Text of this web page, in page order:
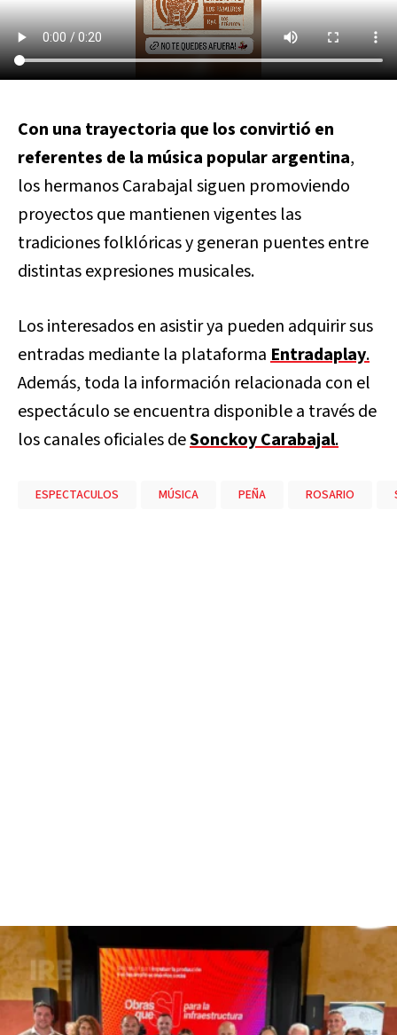
Con una trayectoria que los convirtió en
referentes de la música popular argentina,
los hermanos Carabajal siguen promoviendo
proyectos que mantienen vigentes las
tradiciones folklóricas y generan puentes entre
distintas expresiones musicales.
Los interesados en asistir ya pueden adquirir sus
entradas mediante la plataformaEntradaplay.
Además, toda la información relacionada con el
espectáculo se encuentra disponible a través de
los canales oficiales deSonckoy Carabajal.
ESPECTACULOS MÚSICA PEÑA ROSARIO